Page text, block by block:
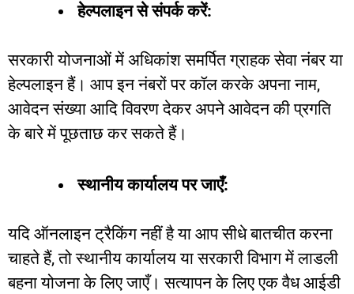
हेल्पलाइन से संपर्क करें:
सरकारी योजनाओं में अधिकांश समर्पित ग्राहक सेवा नंबर या
हेल्पलाइन हैं। आप इन नंबरों पर कॉल करके अपना नाम,
आवेदन संख्या आदि विवरण देकर अपने आवेदन की प्रगति
के बारे में पूछताछ कर सकते हैं।
स्थानीय कार्यालय पर जाएँ:
यदि ऑनलाइन ट्रैकिंग नहीं है या आप सीधे बातचीत करना
चाहते हैं,तो स्थानीय कार्यालय या सरकारी विभाग में लाडली
बहना योजना के लिए जाएँ। सत्यापन के लिए एक वैध आईडी